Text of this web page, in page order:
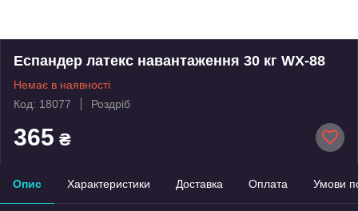
Еспандер латекс навантаження 30 кг WX-88
Немає в наявності
Код: 18077
Роздріб
365 ₴
Опис Характеристики Доставка Оплата Умови